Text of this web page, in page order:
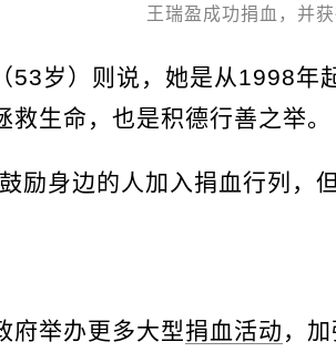
王瑞盈成功捐血，并获
53岁）则说，她是从1998年
救生命，也是积德行善之举。
励身边的人加入捐血行列，
府举办更多大型捐血活动 ，